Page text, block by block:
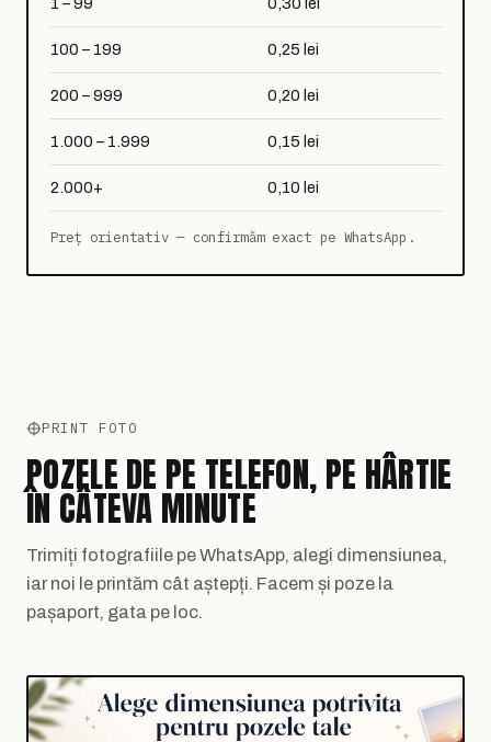
1 – 99 0,30 lei
100 – 199 0,25 lei
200 – 999 0,20 lei
1.000 – 1.999 0,15 lei
2.000+ 0,10 lei
Preț orientativ — confirmăm exact pe WhatsApp.
PRINT FOTO
POZELE DE PE TELEFON, PE HÂRTIE
ÎN CÂTEVA MINUTE
Trimiți fotografiile pe WhatsApp, alegi dimensiunea,
iar noi le printăm cât aștepți. Facem și poze la
pașaport, gata pe loc.